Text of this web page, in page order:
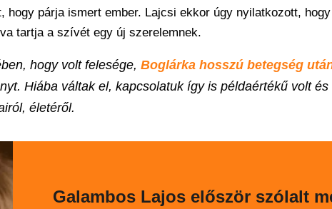
hogy párja ismert ember. Lajcsi ekkor úgy nyilatkozott,
tartja a szívét egy új szerelemnek.
hogy volt felesége, Boglárka hosszú betegség
Hiába váltak el, kapcsolatuk így is példaértékű volt
életéről.
Galambos Lajos először szólalt